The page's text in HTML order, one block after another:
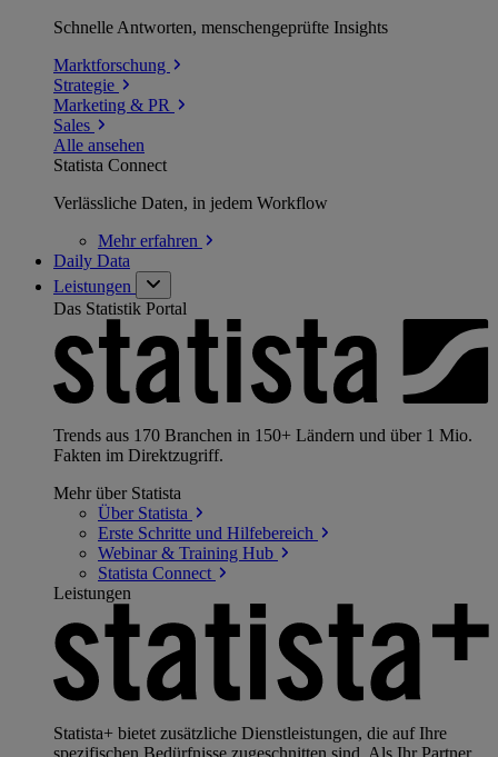
Schnelle Antworten, menschengeprüfte Insights
Marktforschung
Strategie
Marketing & PR
Sales
Alle ansehen
Statista Connect
Verlässliche Daten, in jedem Workflow
Mehrerfahren
Daily Data
Leistungen
Das Statistik Portal
Trends aus 170 Branchen in 150+ Ländern und über 1 Mio.
Fakten im Direktzugriff.
Mehr über Statista
Über Statista
Erste Schritte und Hilfebereich
Webinar & Training Hub
Statista Connect
Leistungen
Statista+ bietet zusätzliche Dienstleistungen, die auf Ihre
spezifischen Bedürfnisse zugeschnitten sind. Als Ihr Partner